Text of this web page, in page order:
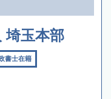
埼玉本部
書士在籍